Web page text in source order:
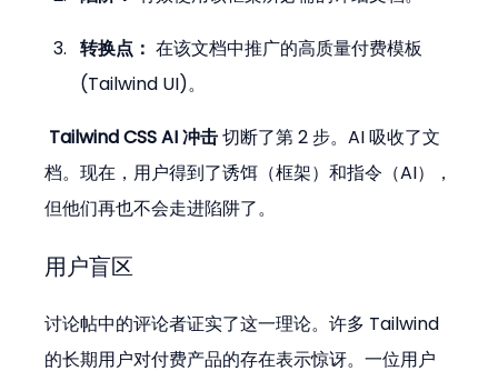
转换点： 在该文档中推广的高质量付费模板
(Tailwind UI)。
Tailwind CSS AI 冲击 切断了第 2 步。AI 吸收了文
档。现在，用户得到了诱饵（框架）和指令（AI），
但他们再也不会走进陷阱了。
用户盲区
讨论帖中的评论者证实了这一理论。许多 Tailwind
的长期用户对付费产品的存在表示惊讶。一位用户